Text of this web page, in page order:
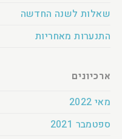
שאלות לשנה החדשה
התנערות מאחריות
ארכיונים
מאי 2022
ספטמבר 2021